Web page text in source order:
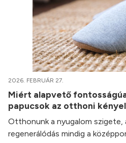
2026. FEBRUÁR 27.
Miért alapvető
papucsok az otthoni
Otthonunk a nyugalom szigete,
regenerálódás mindig a